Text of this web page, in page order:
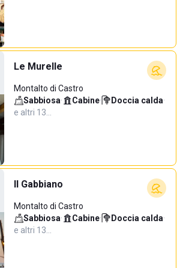
Le Murelle
Montalto di Castro
Sabbiosa· Cabine· Doccia calda·
e altri 13…
Il Gabbiano
Montalto di Castro
Sabbiosa· Cabine· Doccia calda·
e altri 13…